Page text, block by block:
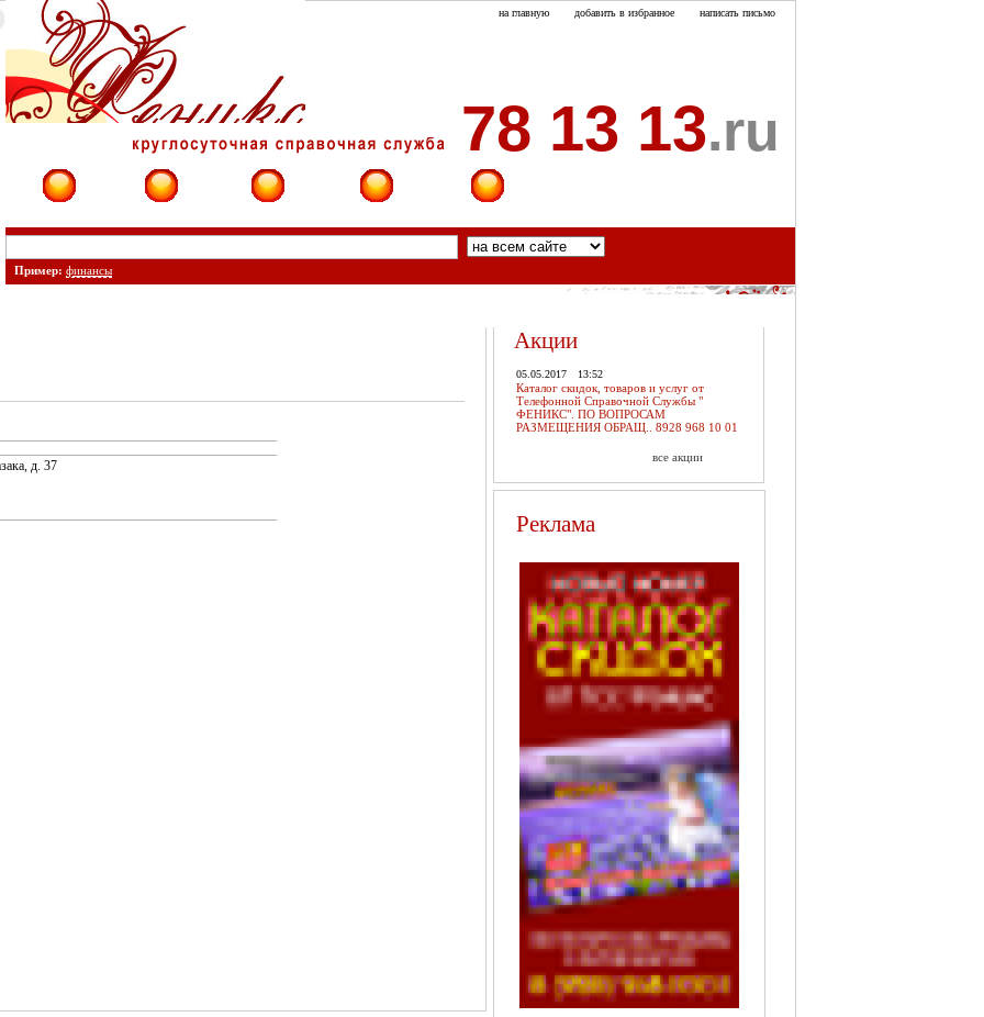
на главную добавить в избранное написать письмо
78 13 13.ru
Пример: финансы
д. 37
Акции
05.05.2017 13:52
Каталог скидок, товаров и услуг от
Телефонной Справочной Службы "
ФЕНИКС". ПО ВОПРОСАМ
РАЗМЕЩЕНИЯ ОБРАЩ.. 8928 968 10 01
все акции
Реклама